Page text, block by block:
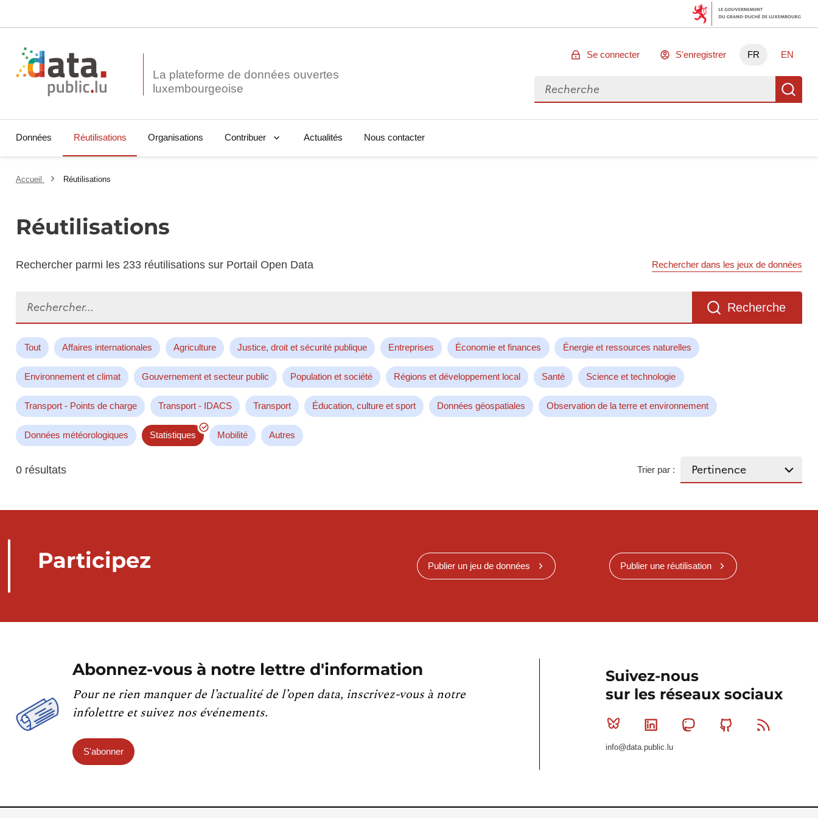
La plateforme de données ouvertes
Se connecter S'enregistrer FR EN
Rechercher des données
Données Réutilisations Organisations Contribuer Actualités Nous contacter
Accueil Réutilisations
Réutilisations
Rechercher parmi les 233 réutilisations sur Portail Open Data Rechercher dans les jeux de données
Recherche
Tout Affaires internationales Agriculture Justice, droit et sécurité publique Entreprises Économie et finances Énergie et ressources naturelles
Environnement et climat Gouvernement et secteur public Population et société Régions et développement local Santé Science et technologie
Transport - Points de charge Transport - IDACS Transport Éducation, culture et sport Données géospatiales Observation de la terre et environnement
Données météorologiques Statistiques Mobilité Autres
0 résultats Trier par :
Participez Publier un jeu de données Publier une réutilisation
Abonnez-vous à notre lettre d'information
Pour ne rien manquer de l’actualité de l’open data, inscrivez-vous à notre
infolettre et suivez nos événements.
S'abonner
Suivez-nous
sur les réseaux sociaux
Bluesky Linkedin MastodonGithub
info@data.public.lu